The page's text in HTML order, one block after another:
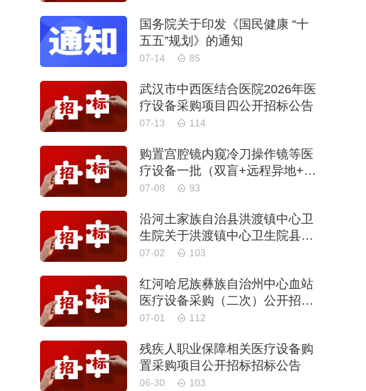
国务院关于印发《国民健康 “十
五五”规划》的通知
07-14 85
武汉市中西医结合医院2026年医
疗设备采购项目四公开招标公告
07-13 114
购置宫腔镜内窥冷刀操作镜等医
疗设备一批（双盲+远程异地+分
散）
07-08 93
沿河土家族自治县洪渡镇中心卫
生院关于洪渡镇中心卫生院县域
医疗次中心医疗设备采购项目的
07-02 103
红河哈尼族彝族自治州中心血站
医疗设备采购（二次）公开招标
公告
07-01 112
残疾人职业保障相关医疗设备购
置采购项目公开招标招标公告
06-30 103